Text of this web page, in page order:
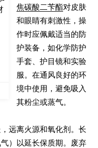
焦碳酸二苄酯对皮肤
和眼睛有刺激性，操
作时应佩戴适当的防
护装备，如化学防护
手套、护目镜和实验
服。在通风良好的环
境中使用，避免吸入
其粉尘或蒸气。
远离火源和氧化剂。长
）以延长保质期。废弃